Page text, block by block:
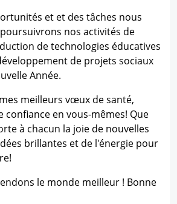
et et des tâches nous
nos activités de
de technologies éducatives
de projets sociaux
Année.
meilleurs vœux de santé,
confiance en vous-mêmes! Que
à chacun la joie de nouvelles
brillantes et de l'énergie pour
le monde meilleur ! Bonne